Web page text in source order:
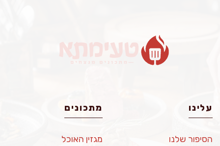
עלינו
הסיפור שלנו
מתכונים
מגזין האוכל